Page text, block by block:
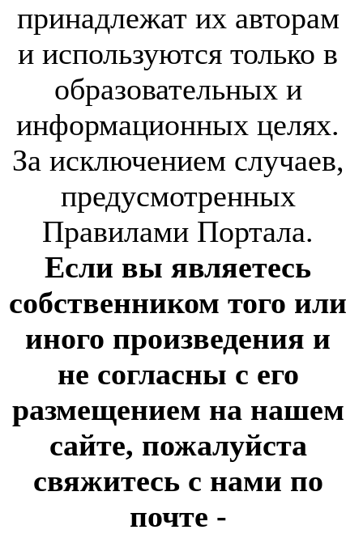
принадлежат их авторам
и используются только в
образовательных и
информационных целях.
За исключением случаев,
предусмотренных
Правилами Портала.
Если вы являетесь
собственником того или
иного произведения и
не согласны с его
размещением на нашем
сайте, пожалуйста
свяжитесь с нами по
почте -